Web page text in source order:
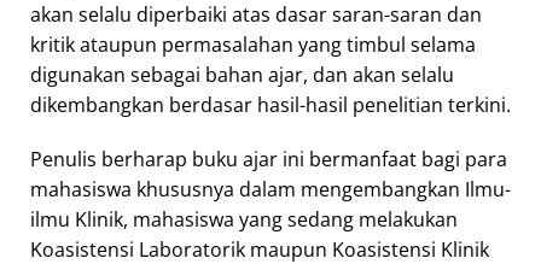
akan selalu diperbaiki atas dasar saran-saran dan
kritik ataupun permasalahan yang timbul selama
digunakan sebagai bahan ajar, dan akan selalu
dikembangkan berdasar hasil-hasil penelitian terkini.
Penulis berharap buku ajar ini bermanfaat bagi para
mahasiswa khususnya dalam mengembangkan Ilmu-
ilmu Klinik, mahasiswa yang sedang melakukan
Koasistensi Laboratorik maupun Koasistensi Klinik